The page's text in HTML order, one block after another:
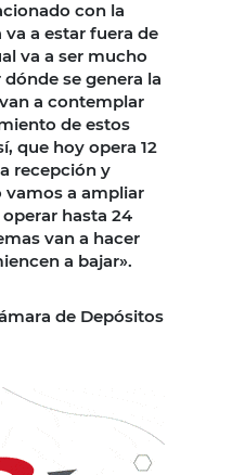
con la
a estar fuera de
va a ser mucho
se genera la
a contemplar
de estos
que hoy opera 12
recepción y
vamos a ampliar
hasta 24
van a hacer
a bajar».
de Depósitos